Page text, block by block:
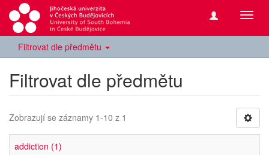
Filtrovat dle předmětu
Filtrovat dle předmětu
Zobrazují se záznamy 1-10 z 1
addiction (1)